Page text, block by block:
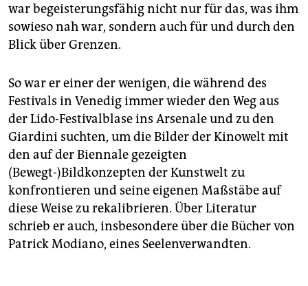
war begeisterungsfähig nicht nur für das, was ihm
sowieso nah war, sondern auch für und durch den
Blick über Grenzen.
So war er einer der wenigen, die während des
Festivals in Venedig immer wieder den Weg aus
der Lido-Festivalblase ins Arsenale und zu den
Giardini suchten, um die Bilder der Kinowelt mit
den auf der Biennale gezeigten
(Bewegt-)Bildkonzepten der Kunstwelt zu
konfrontieren und seine eigenen Maßstäbe auf
diese Weise zu rekalibrieren. Über Literatur
schrieb er auch, insbesondere über die Bücher von
Patrick Modiano, eines Seelenverwandten.